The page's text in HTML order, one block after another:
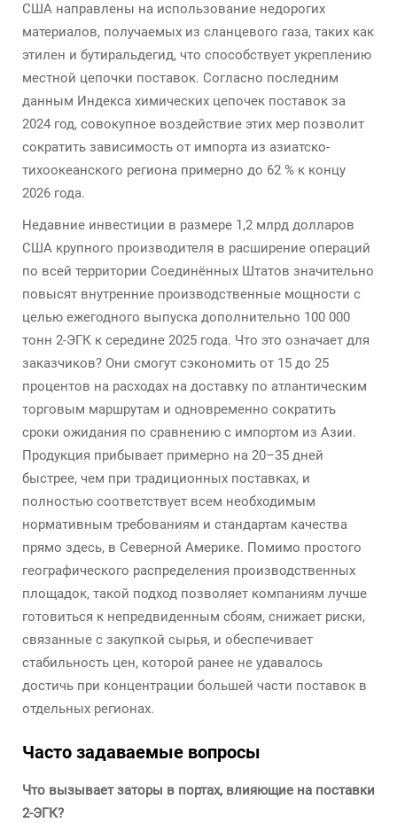
США направлены на использование недорогих
материалов, получаемых из сланцевого газа, таких как
этилен и бутиральдегид, что способствует укреплению
местной цепочки поставок. Согласно последним
данным Индекса химических цепочек поставок за
2024 год, совокупное воздействие этих мер позволит
сократить зависимость от импорта из азиатско-
тихоокеанского региона примерно до 62 % к концу
2026 года.
Недавние инвестиции в размере 1,2 млрд долларов
США крупного производителя в расширение операций
по всей территории Соединённых Штатов значительно
повысят внутренние производственные мощности с
целью ежегодного выпуска дополнительно 100 000
тонн 2-ЭГК к середине 2025 года. Что это означает для
заказчиков? Они смогут сэкономить от 15 до 25
процентов на расходах на доставку по атлантическим
торговым маршрутам и одновременно сократить
сроки ожидания по сравнению с импортом из Азии.
Продукция прибывает примерно на 20–35 дней
быстрее, чем при традиционных поставках, и
полностью соответствует всем необходимым
нормативным требованиям и стандартам качества
прямо здесь, в Северной Америке. Помимо простого
географического распределения производственных
площадок, такой подход позволяет компаниям лучше
готовиться к непредвиденным сбоям, снижает риски,
связанные с закупкой сырья, и обеспечивает
стабильность цен, которой ранее не удавалось
достичь при концентрации большей части поставок в
отдельных регионах.
Часто задаваемые вопросы
Что вызывает заторы в портах, влияющие на поставки
2-ЭГК?